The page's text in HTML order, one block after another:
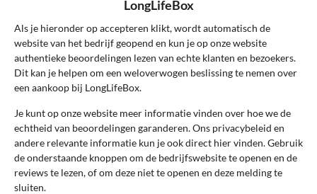
energieker sinds ik LongLife Box gebruik.
Aanrader!
0
Review handmatig gecontroleerd en goedgekeurd.
Reageer
Schrijf een review
LongLifeBox
Als je hieronder op accepteren klikt, wordt automatisch de
website van het bedrijf geopend en kun je op onze website
authentieke beoordelingen lezen van echte klanten en bezoekers.
Dit kan je helpen om een weloverwogen beslissing te nemen over
een aankoop bij LongLifeBox.
Je kunt op onze website meer informatie vinden over hoe we de
echtheid van beoordelingen garanderen. Ons privacybeleid en
andere relevante informatie kun je ook direct hier vinden. Gebruik
de onderstaande knoppen om de bedrijfswebsite te openen en de
reviews te lezen, of om deze niet te openen en deze melding te
sluiten.